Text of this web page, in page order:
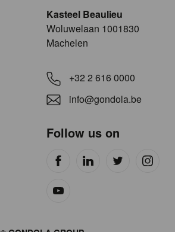
Kasteel Beaulieu
​​​Woluwelaan 1001830
Machelen
+32 2 616 0000
info@gondola.be
Follow us on